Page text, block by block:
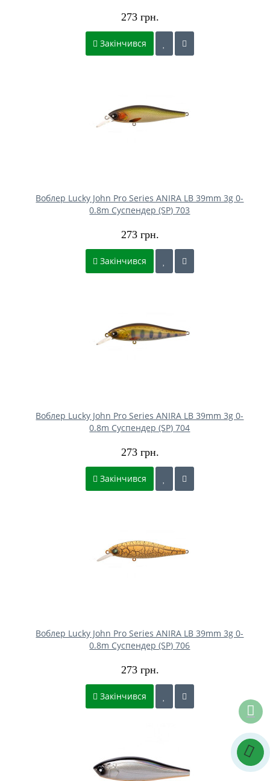
273 грн.
Закінчився
Воблер Lucky John Pro Series ANIRA LB 39mm 3g 0-
0.8m Cуспендер (SP) 703
273 грн.
Закінчився
Воблер Lucky John Pro Series ANIRA LB 39mm 3g 0-
0.8m Cуспендер (SP) 704
273 грн.
Закінчився
Воблер Lucky John Pro Series ANIRA LB 39mm 3g 0-
0.8m Cуспендер (SP) 706
273 грн.
Закінчився